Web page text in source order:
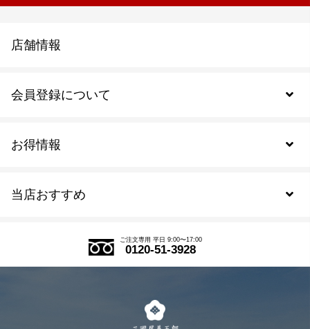
当店おすすめ
式部の香りシリーズ
お得情報
会員登録について
会員規約について
店舗情報
ご注文専用 平日 9:00〜17:00
0120-51-3928